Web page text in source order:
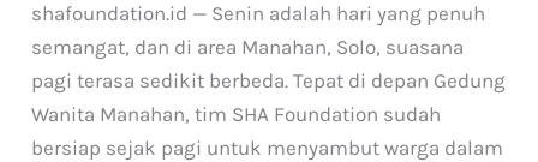
shafoundation.id — Senin adalah hari yang penuh
semangat, dan di area Manahan, Solo, suasana
pagi terasa sedikit berbeda. Tepat di depan Gedung
Wanita Manahan, tim SHA Foundation sudah
bersiap sejak pagi untuk menyambut warga dalam